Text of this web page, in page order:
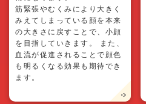
筋緊張やむくみにより大きく
みえてしまっている顔を本来
の大きさに戻すことで、小顔
を目指していきます。 また、
血流が促進されることで顔色
も明るくなる効果も期待でき
ます。